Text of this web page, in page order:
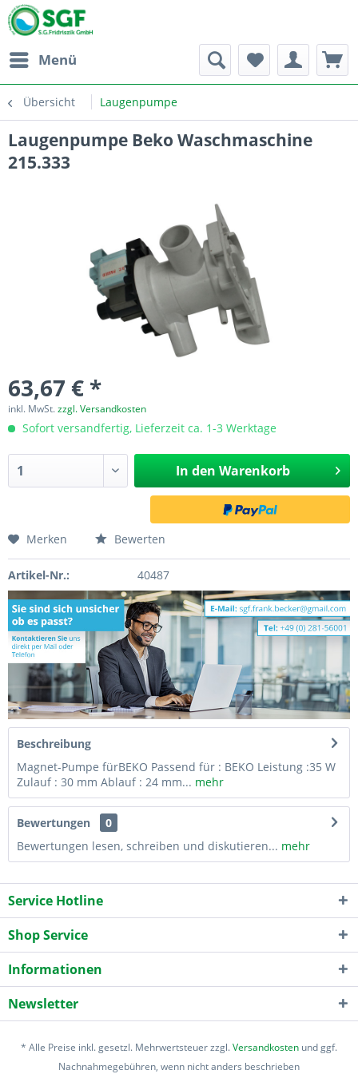
Menü
Übersicht Laugenpumpe
Laugenpumpe Beko Waschmaschine
215.333
63,67 € *
inkl. MwSt.zzgl. Versandkosten
Sofort versandfertig, Lieferzeit ca. 1-3 Werktage
In den Warenkorb
Merken Bewerten
Artikel-Nr.: 40487
Beschreibung
Magnet-Pumpe fürBEKO Passend für : BEKO Leistung :35 W
Zulauf : 30 mm Ablauf : 24 mm... mehr
Bewertungen
0
Bewertungen lesen, schreiben und diskutieren... mehr
Service Hotline
Shop Service
Informationen
Newsletter
* Alle Preise inkl. gesetzl. Mehrwertsteuer zzgl.Versandkosten und ggf.
Nachnahmegebühren, wenn nicht anders beschrieben